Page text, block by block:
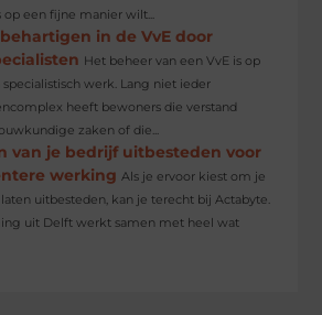
een fijne manier wilt...
in de VvE door
Het beheer van een VvE is op
werk. Lang niet ieder
heeft bewoners die verstand
zaken of die...
van je bedrijf uitbesteden voor
werking Als je ervoor kiest om je
uitbesteden, kan je terecht bij Actabyte.
uit Delft werkt samen met heel wat